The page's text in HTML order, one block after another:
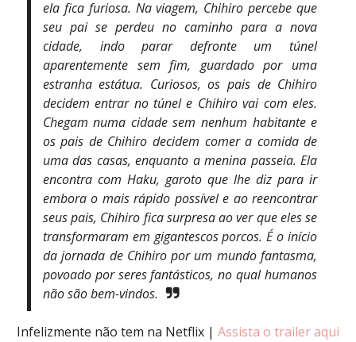
ela fica furiosa. Na viagem, Chihiro percebe que
seu pai se perdeu no caminho para a nova
cidade, indo parar defronte um túnel
aparentemente sem fim, guardado por uma
estranha estátua. Curiosos, os pais de Chihiro
decidem entrar no túnel e Chihiro vai com eles.
Chegam numa cidade sem nenhum habitante e
os pais de Chihiro decidem comer a comida de
uma das casas, enquanto a menina passeia. Ela
encontra com Haku, garoto que lhe diz para ir
embora o mais rápido possível e ao reencontrar
seus pais, Chihiro fica surpresa ao ver que eles se
transformaram em gigantescos porcos. É o início
da jornada de Chihiro por um mundo fantasma,
povoado por seres fantásticos, no qual humanos
não são bem-vindos.
Infelizmente não tem na Netflix | Assista o trailer aqui